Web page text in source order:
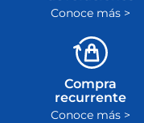
Conoce más >
Compra
recurrente
Conoce más >